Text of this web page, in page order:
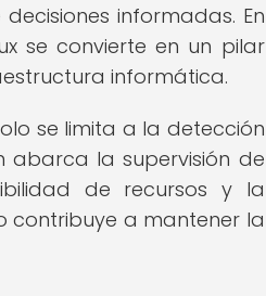
informadas. En
se convierte en un pilar
informática.
se limita a la detección
abarca la supervisión de
de recursos y la
contribuye a mantener la